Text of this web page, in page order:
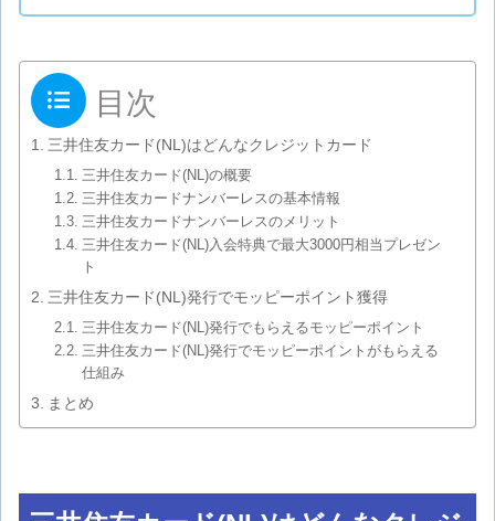
目次
三井住友カード(NL)はどんなクレジットカード
三井住友カード(NL)の概要
三井住友カードナンバーレスの基本情報
三井住友カードナンバーレスのメリット
三井住友カード(NL)入会特典で最大3000円相当プレゼン
ト
三井住友カード(NL)発行でモッピーポイント獲得
三井住友カード(NL)発行でもらえるモッピーポイント
三井住友カード(NL)発行でモッピーポイントがもらえる
仕組み
まとめ